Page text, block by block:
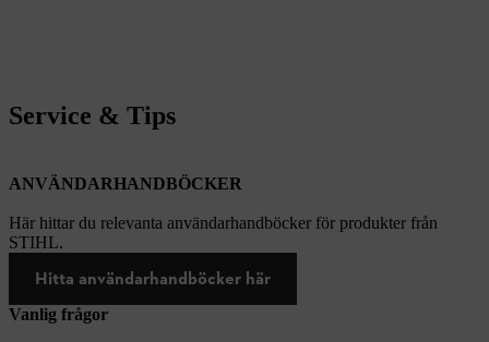
Service & Tips
ANVÄNDARHANDBÖCKER
Här hittar du relevanta användarhandböcker för produkter från
STIHL.
Hitta användarhandböcker här
Vanlig frågor